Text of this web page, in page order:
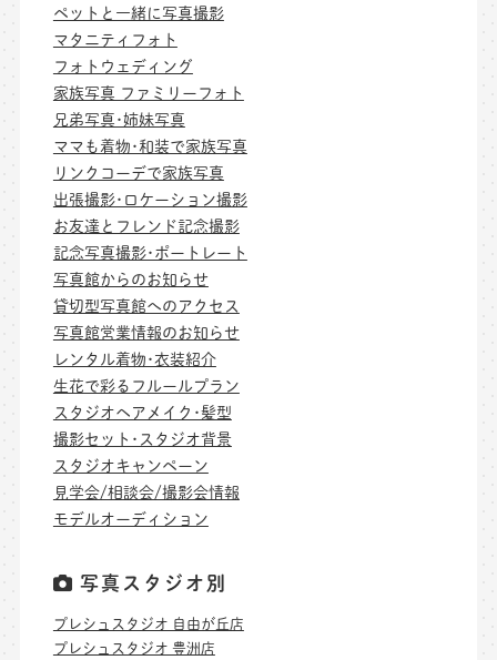
ペットと一緒に写真撮影
マタニティフォト
フォトウェディング
家族写真 ファミリーフォト
兄弟写真･姉妹写真
ママも着物･和装で家族写真
リンクコーデで家族写真
出張撮影･ロケーション撮影
お友達とフレンド記念撮影
記念写真撮影･ポートレート
写真館からのお知らせ
貸切型写真館へのアクセス
写真館営業情報のお知らせ
レンタル着物･衣装紹介
生花で彩るフルールプラン
スタジオヘアメイク･髪型
撮影セット･スタジオ背景
スタジオキャンペーン
見学会/相談会/撮影会情報
モデルオーディション
写真スタジオ別
プレシュスタジオ 自由が丘店
プレシュスタジオ 豊洲店